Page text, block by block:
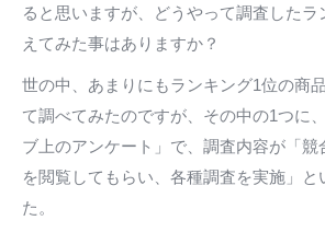
ると思いますが、どうやって調査した
えてみた事はありますか？
世の中、あまりにもランキング1位の商
て調べてみたのですが、その中の1つに
ブ上のアンケート」で、調査内容が「競
を閲覧してもらい、各種調査を実施」と
た。